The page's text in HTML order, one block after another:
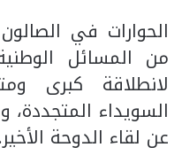
الحوارات في
من المسائل
لانطلاقة كبرى
السويداء
عن لقاء الدوحة الأخير.